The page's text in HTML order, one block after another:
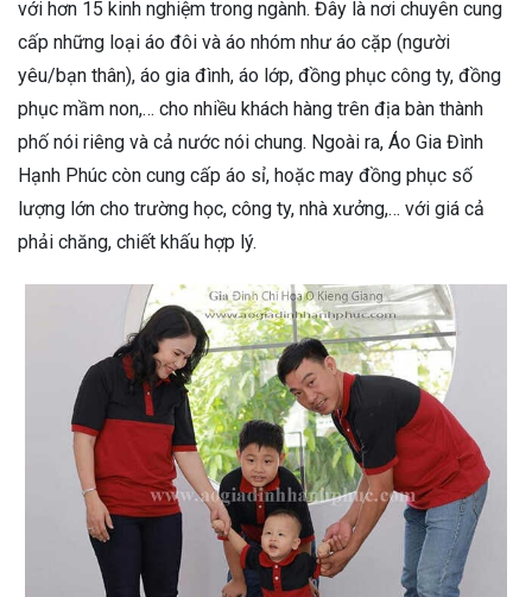
với hơn 15 kinh nghiệm trong ngành. Đây là nơi chuyên cung
cấp những loại áo đôi và áo nhóm như áo cặp (người
yêu/bạn thân), áo gia đình, áo lớp, đồng phục công ty, đồng
phục mầm non,… cho nhiều khách hàng trên địa bàn thành
phố nói riêng và cả nước nói chung. Ngoài ra, Áo Gia Đình
Hạnh Phúc còn cung cấp áo sỉ, hoặc may đồng phục số
lượng lớn cho trường học, công ty, nhà xưởng,… với giá cả
phải chăng, chiết khấu hợp lý.